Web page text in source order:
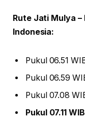
Rute Jati Mulya
Indonesia:
Pukul 06.51
Pukul 06.59
Pukul 07.08
Pukul 07.11